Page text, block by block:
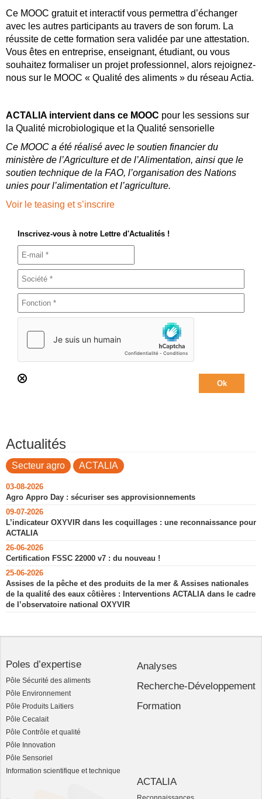
Ce MOOC gratuit et interactif vous permettra d’échanger
avec les autres participants au travers de son forum. La
réussite de cette formation sera validée par une attestation.
Vous êtes en entreprise, enseignant, étudiant, ou vous
souhaitez formaliser un projet professionnel, alors rejoignez-
nous sur le MOOC « Qualité des aliments » du réseau Actia.
ACTALIA intervient dans ce MOOC pour les sessions sur
la Qualité microbiologique et la Qualité sensorielle
Ce MOOC a été réalisé avec le soutien financier du
ministère de l’Agriculture et de l’Alimentation, ainsi que le
soutien technique de la FAO, l’organisation des Nations
unies pour l’alimentation et l’agriculture.
Voir le teasing et s’inscrire
Inscrivez-vous à notre Lettre d'Actualités !
Actualités
Secteur agro ACTALIA
03-08-2026
Agro Appro Day : sécuriser ses approvisionnements
09-07-2026
L’indicateur OXYVIR dans les coquillages : une reconnaissance pour
ACTALIA
26-06-2026
Certification FSSC 22000 v7 : du nouveau !
25-06-2026
Assises de la pêche et des produits de la mer & Assises nationales
de la qualité des eaux côtières : Interventions ACTALIA dans le cadre
de l’observatoire national OXYVIR
Poles d’expertise
Pôle Sécurité des aliments
Pôle Environnement
Pôle Produits Laitiers
Pôle Cecalait
Pôle Contrôle et qualité
Pôle Innovation
Pôle Sensoriel
Information scientifique et technique
Analyses
Recherche-Développement
Formation
ACTALIA